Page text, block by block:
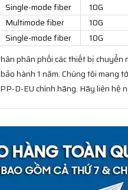
Single-mode fiber 10G
Multimode fiber 10G
Single-mode fiber 10G
phân phối các thiết bị chuyển
hành 1 năm. Chúng tôi mang
D-EU chính hãng. Hãy liên hệ